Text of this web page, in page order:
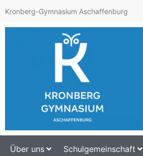
Kronberg-Gymnasium Aschaffenburg
Über uns Schulgemeinschaft